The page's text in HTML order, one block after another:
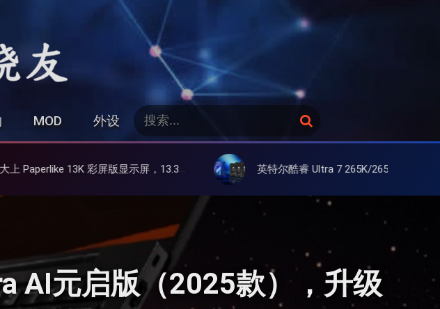
MOD 外设
搜
索
：
搜
版显示屏，13.3英寸高刷彩色墨水屏 英特尔酷睿 Ultra 7 265K/265KF 官降100美元促销，快和酷睿 Ultra 5 差不多了
AI元启版（2025款），升级